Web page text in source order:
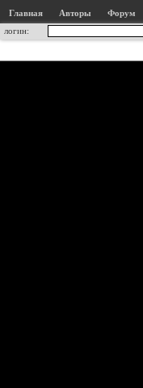
Главная Авторы
Форум
логин: